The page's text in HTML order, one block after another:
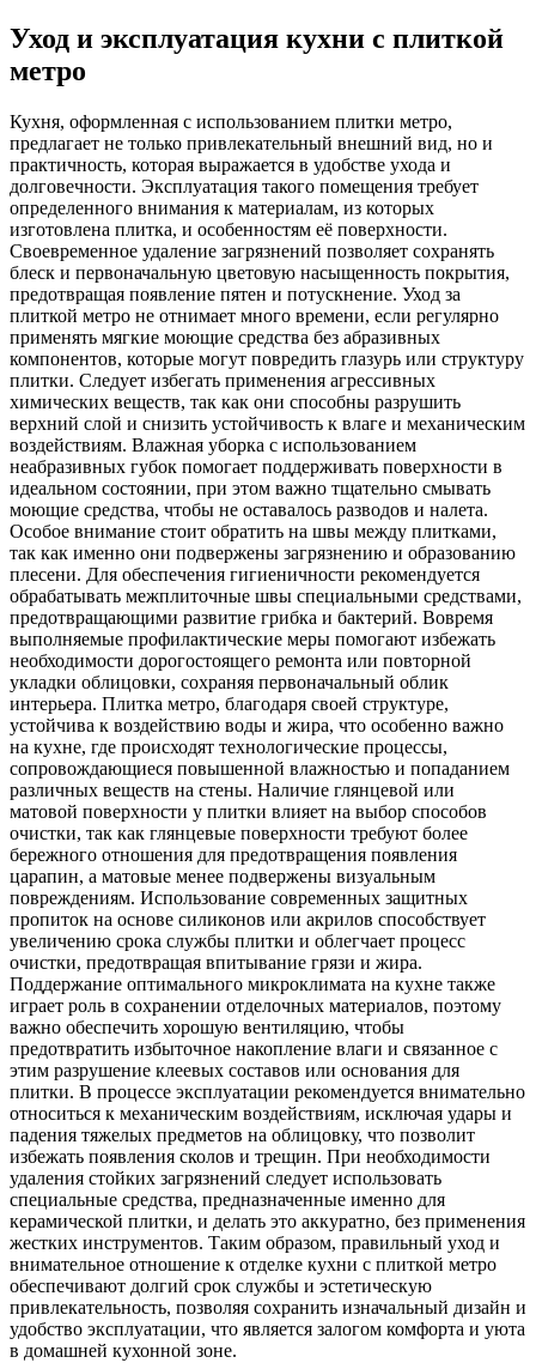
Уход и эксплуатация кухни с плиткой
метро
Кухня, оформленная с использованием плитки метро,
предлагает не только привлекательный внешний вид, но и
практичность, которая выражается в удобстве ухода и
долговечности. Эксплуатация такого помещения требует
определенного внимания к материалам, из которых
изготовлена плитка, и особенностям её поверхности.
Своевременное удаление загрязнений позволяет сохранять
блеск и первоначальную цветовую насыщенность покрытия,
предотвращая появление пятен и потускнение. Уход за
плиткой метро не отнимает много времени, если регулярно
применять мягкие моющие средства без абразивных
компонентов, которые могут повредить глазурь или структуру
плитки. Следует избегать применения агрессивных
химических веществ, так как они способны разрушить
верхний слой и снизить устойчивость к влаге и механическим
воздействиям. Влажная уборка с использованием
неабразивных губок помогает поддерживать поверхности в
идеальном состоянии, при этом важно тщательно смывать
моющие средства, чтобы не оставалось разводов и налета.
Особое внимание стоит обратить на швы между плитками,
так как именно они подвержены загрязнению и образованию
плесени. Для обеспечения гигиеничности рекомендуется
обрабатывать межплиточные швы специальными средствами,
предотвращающими развитие грибка и бактерий. Вовремя
выполняемые профилактические меры помогают избежать
необходимости дорогостоящего ремонта или повторной
укладки облицовки, сохраняя первоначальный облик
интерьера. Плитка метро, благодаря своей структуре,
устойчива к воздействию воды и жира, что особенно важно
на кухне, где происходят технологические процессы,
сопровождающиеся повышенной влажностью и попаданием
различных веществ на стены. Наличие глянцевой или
матовой поверхности у плитки влияет на выбор способов
очистки, так как глянцевые поверхности требуют более
бережного отношения для предотвращения появления
царапин, а матовые менее подвержены визуальным
повреждениям. Использование современных защитных
пропиток на основе силиконов или акрилов способствует
увеличению срока службы плитки и облегчает процесс
очистки, предотвращая впитывание грязи и жира.
Поддержание оптимального микроклимата на кухне также
играет роль в сохранении отделочных материалов, поэтому
важно обеспечить хорошую вентиляцию, чтобы
предотвратить избыточное накопление влаги и связанное с
этим разрушение клеевых составов или основания для
плитки. В процессе эксплуатации рекомендуется внимательно
относиться к механическим воздействиям, исключая удары и
падения тяжелых предметов на облицовку, что позволит
избежать появления сколов и трещин. При необходимости
удаления стойких загрязнений следует использовать
специальные средства, предназначенные именно для
керамической плитки, и делать это аккуратно, без применения
жестких инструментов. Таким образом, правильный уход и
внимательное отношение к отделке кухни с плиткой метро
обеспечивают долгий срок службы и эстетическую
привлекательность, позволяя сохранить изначальный дизайн и
удобство эксплуатации, что является залогом комфорта и уюта
в домашней кухонной зоне.